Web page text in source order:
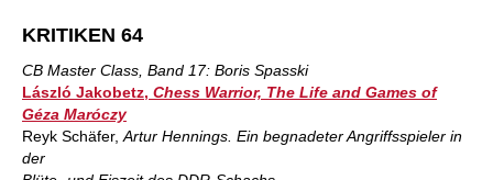
KRITIKEN 64
CB Master Class, Band 17: Boris Spasski
László Jakobetz, Chess Warrior, The Life and Games of
Géza Maróczy
Reyk Schäfer, Artur Hennings. Ein begnadeter Angriffsspieler in
der